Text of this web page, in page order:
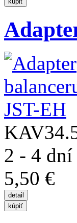
2 - 4 dní
5,50 €